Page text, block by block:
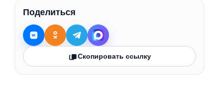
Поделиться
Скопировать ссылку